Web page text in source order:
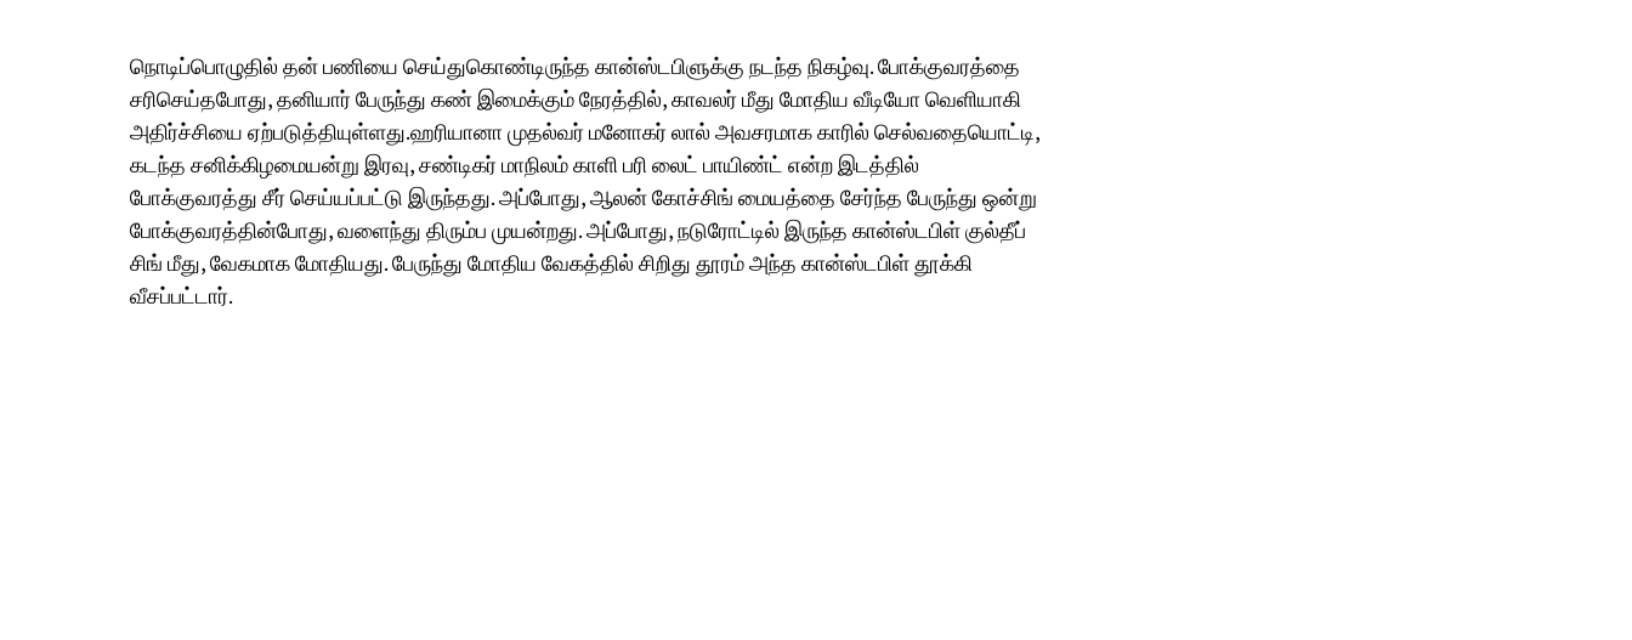
நொடிப்பொழுதில் தன் பணியை செய்துகொண்டிருந்த கான்ஸ்டபிளுக்கு நடந்த நிகழ்வு. போக்குவரத்தை
சரிசெய்தபோது, தனியார் பேருந்து கண் இமைக்கும் நேரத்தில், காவலர் மீது மோதிய வீடியோ வெளியாகி
அதிர்ச்சியை ஏற்படுத்தியுள்ளது.ஹரியானா முதல்வர் மனோகர் லால் அவசரமாக காரில் செல்வதையொட்டி,
கடந்த சனிக்கிழமையன்று இரவு, சண்டிகர் மாநிலம் காளி பரி லைட் பாயிண்ட் என்ற இடத்தில்
போக்குவரத்து சீர் செய்யப்பட்டு இருந்தது. அப்போது, ஆலன் கோச்சிங் மையத்தை சேர்ந்த பேருந்து ஒன்று
போக்குவரத்தின்போது, வளைந்து திரும்ப முயன்றது. அப்போது, நடுரோட்டில் இருந்த கான்ஸ்டபிள் குல்தீப்
சிங் மீது, வேகமாக மோதியது. பேருந்து மோதிய வேகத்தில் சிறிது தூரம் அந்த கான்ஸ்டபிள் தூக்கி
வீசப்பட்டார்.